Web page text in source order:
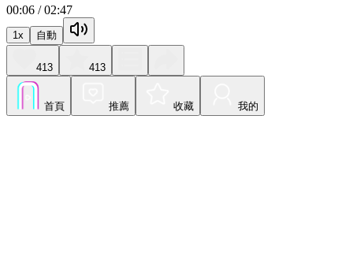
00:07 /02:47
1x 自動
413 413
首頁 推薦 收藏 我的